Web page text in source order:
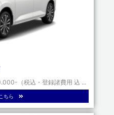
（税込・登録諸費用 込 ...
ちら